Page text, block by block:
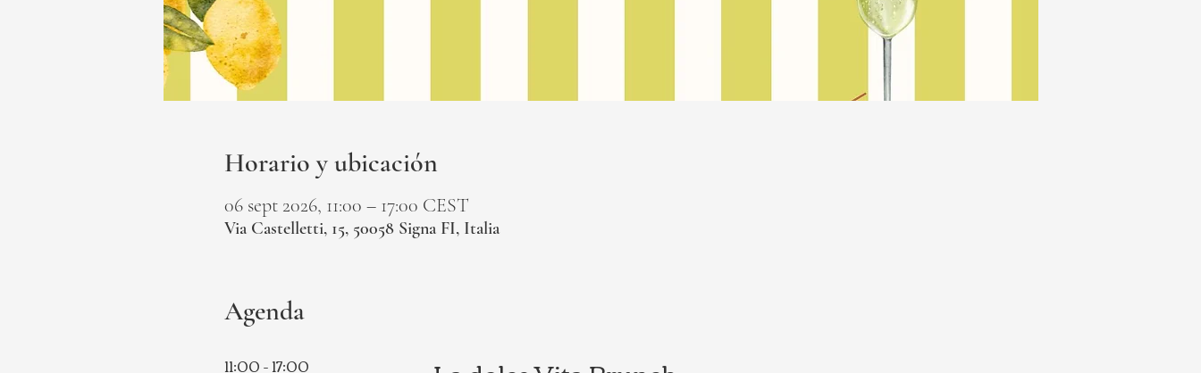
Horario y ubicación
06 sept 2026, 11:00 – 17:00 CEST
Via Castelletti, 15, 50058 Signa FI, Italia
Agenda
11:00 - 17:00